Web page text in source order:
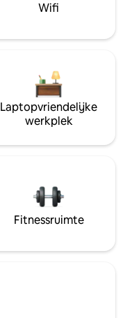
Wifi
Laptopvriendelijke
werkplek
Fitnessruimte